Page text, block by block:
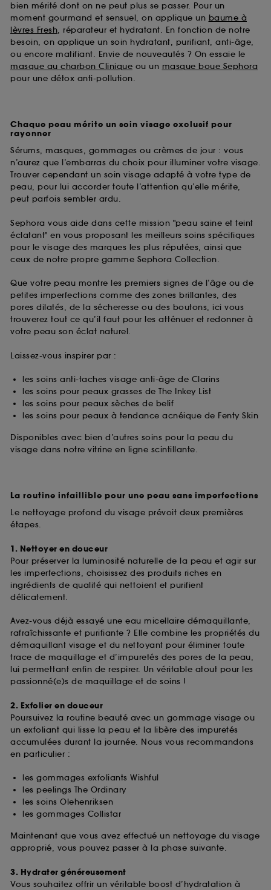
bien mérité dont on ne peut plus se passer. Pour un
moment gourmand et sensuel, on applique un baume à
lèvres Fresh, réparateur et hydratant. En fonction de notre
besoin, on applique un soin hydratant, purifiant, anti-âge,
ou encore matifiant. Envie de nouveautés ? On essaie le
masque au charbon Clinique ou un masque boue Sephora
pour une détox anti-pollution.
Chaque peau mérite un soin visage exclusif pour
rayonner
Sérums, masques, gommages ou crèmes de jour : vous
n’aurez que l’embarras du choix pour illuminer votre visage.
Trouver cependant un soin visage adapté à votre type de
peau, pour lui accorder toute l’attention qu’elle mérite,
peut parfois sembler ardu.
Sephora vous aide dans cette mission "peau saine et teint
éclatant" en vous proposant les meilleurs soins spécifiques
pour le visage des marques les plus réputées, ainsi que
ceux de notre propre gamme Sephora Collection.
Que votre peau montre les premiers signes de l’âge ou de
petites imperfections comme des zones brillantes, des
pores dilatés, de la sécheresse ou des boutons, ici vous
trouverez tout ce qu’il faut pour les atténuer et redonner à
votre peau son éclat naturel.
Laissez-vous inspirer par :
les soins anti-taches visage anti-âge de Clarins
les soins pour peaux grasses de The Inkey List
les soins pour peaux sèches de belif
les soins pour peaux à tendance acnéique de Fenty Skin
Disponibles avec bien d’autres soins pour la peau du
visage dans notre vitrine en ligne scintillante.
La routine infaillible pour une peau sans imperfections
Le nettoyage profond du visage prévoit deux premières
étapes.
1. Nettoyer en douceur
Pour préserver la luminosité naturelle de la peau et agir sur
les imperfections, choisissez des produits riches en
ingrédients de qualité qui nettoient et purifient
délicatement.
Avez-vous déjà essayé une eau micellaire démaquillante,
rafraîchissante et purifiante ? Elle combine les propriétés du
démaquillant visage et du nettoyant pour éliminer toute
trace de maquillage et d’impuretés des pores de la peau,
lui permettant enfin de respirer. Un véritable atout pour les
passionné(e)s de maquillage et de soins !
2. Exfolier en douceur
Poursuivez la routine beauté avec un gommage visage ou
un exfoliant qui lisse la peau et la libère des impuretés
accumulées durant la journée. Nous vous recommandons
en particulier :
les gommages exfoliants Wishful
les peelings The Ordinary
les soins Olehenriksen
les gommages Collistar
Maintenant que vous avez effectué un nettoyage du visage
approprié, vous pouvez passer à la phase suivante.
3. Hydrater généreusement
Vous souhaitez offrir un véritable boost d’hydratation à